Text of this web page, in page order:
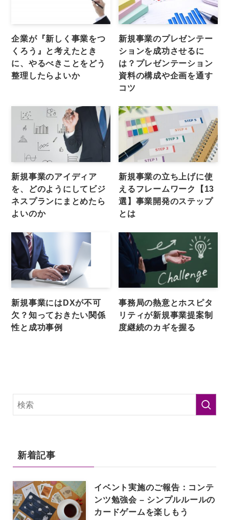
企業が『新しく事業をつ
くろう』と考えたとき
に、やるべきことをどう
整理したらよいか
新規事業のプレゼンテー
ションを成功させるに
は？プレゼンテーション
資料の構成や企画を通す
コツ
新規事業のアイディア
を、どのようにしてビジ
ネスプランにまとめたら
よいのか
新規事業の立ち上げに使
えるフレームワーク【13
選】事業開発のステップ
とは
新規事業にはDXが不可
欠？知っておきたい関係
性と成功事例
事務局の熱意とホスピタ
リティが新規事業提案制
度継続のカギを握る
新着記事
イベント実施のご報告：コンテ
ンツ勉強会 – シンプルルールの
カードゲームを楽しもう